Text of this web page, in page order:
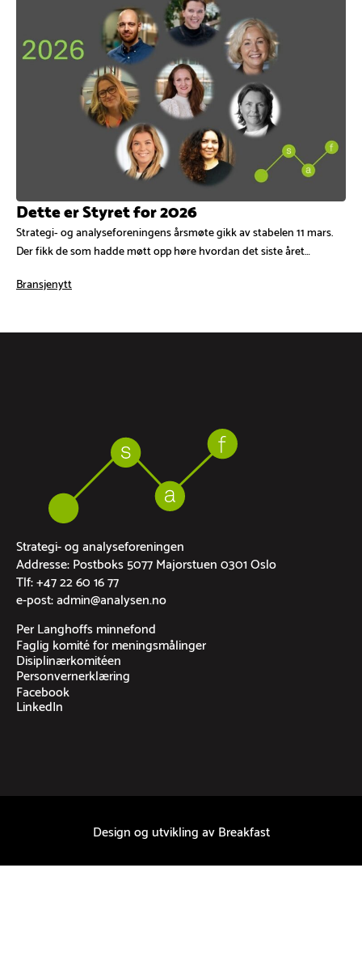
Dette er Styret for 2026
Strategi- og analyseforeningens årsmøte gikk av stabelen 11 mars.
Der fikk de som hadde møtt opp høre hvordan det siste året…
Bransjenytt
Strategi- og analyseforeningen
Addresse: Postboks 5077 Majorstuen 0301 Oslo
Tlf: +47 22 60 16 77
e-post: admin@analysen.no
Per Langhoffs minnefond
Faglig komité for meningsmålinger
Disiplinærkomitéen
Personvernerklæring
Facebook
LinkedIn
Design og utvikling avBreakfast